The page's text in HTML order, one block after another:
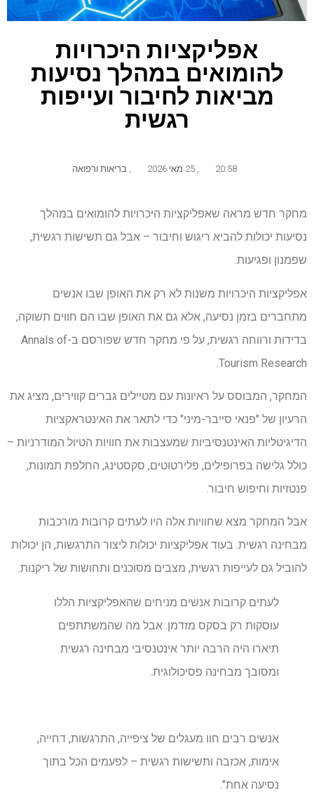
אפליקציות היכרויות
להומואים במהלך נסיעות
מביאות לחיבור ועייפות
רגשית
20:58 25 מאי 2026 בריאות ורפואה
מחקר חדש מראה שאפליקציות היכרויות להומואים במהלך
נסיעות יכולות להביא ריגוש וחיבור – אבל גם תשישות רגשית,
שפמנון ופגיעות.
אפליקציות היכרויות משנות לא רק את האופן שבו אנשים
מתחברים בזמן נסיעה, אלא גם את האופן שבו הם חווים תשוקה,
בדידות ורווחה רגשית, על פי מחקר חדש שפורסם ב-Annals of
Tourism Research.
המחקר, המבוסס על ראיונות עם מטיילים גברים קווירים, מציג את
הרעיון של "פנאי סייבר-מיני" כדי לתאר את האינטראקציות
הדיגיטליות האינטנסיביות שמעצבות את חוויות הטיול המודרניות –
כולל גלישה בפרופילים, פלירטוטים, סקסטינג, החלפת תמונות,
פנטזיות וחיפוש חיבור.
אבל המחקר מצא שחוויות אלה היו לעתים קרובות מורכבות
מבחינה רגשית. בעוד אפליקציות יכולות ליצור התרגשות, הן יכולות
להוביל גם לעייפות רגשית, מצבים מסוכנים ותחושות של ריקנות.
לעתים קרובות אנשים מניחים שהאפליקציות הללו
עוסקות רק בסקס מזדמן. אבל מה שהמשתתפים
תיארו היה הרבה יותר אינטנסיבי מבחינה רגשית
ומסובך מבחינה פסיכולוגית.
אנשים רבים חוו מעגלים של ציפייה, התרגשות, דחייה,
אימות, אכזבה ותשישות רגשית – לפעמים הכל בתוך
נסיעה אחת".